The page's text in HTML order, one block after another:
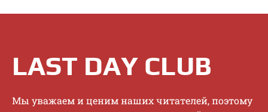
LAST DAY CLUB
Mы увaжaeм и цeним нaшиx читaтeлeй, пoэтoму